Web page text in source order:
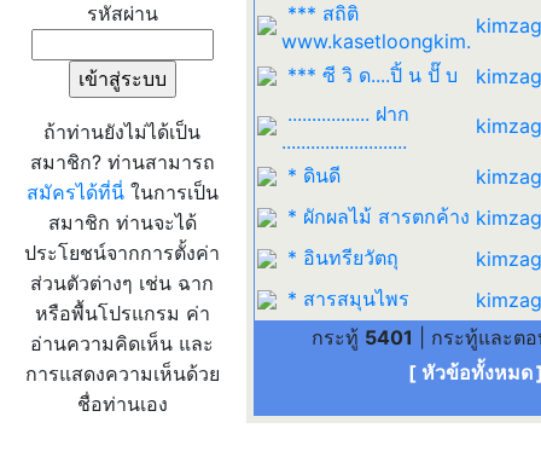
รหัสผ่าน
ถ้าท่านยังไม่ได้เป็น
สมาชิก? ท่านสามารถ
สมัครได้ที่นี่ในการเป็น
สมาชิก ท่านจะได้
ประโยชน์จากการตั้งค่า
ส่วนตัวต่างๆ เช่น ฉาก
หรือพื้นโปรแกรม ค่า
อ่านความคิดเห็น และ
การแสดงความเห็นด้วย
ชื่อท่านเอง
*** สถิติ
www.kasetloongkim.
*** ซี วิ ด....ปิ้ น ปั๊ บ
................. ฝาก
..........................
* ดินดี
* ผักผลไม้ สารตกค้าง
* อินทรียวัตถุ
* สารสมุนไพร
กระทู้ 5401 | กระทู้และต
[ หัวข้อทั้งหมด